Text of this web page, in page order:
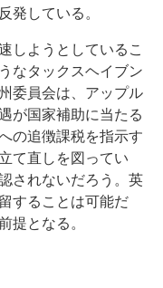
発している。
しようとしているこ
なタックスヘイブン
委員会は、アップル
が国家補助に当たる
の追徴課税を指示す
て直しを図ってい
されないだろう。英
することは可能だ
提となる。